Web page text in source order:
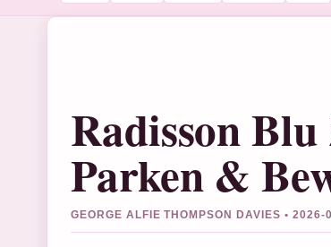
Radisson
Parken &
GEORGE ALFIE THOMPSON DAVIES •